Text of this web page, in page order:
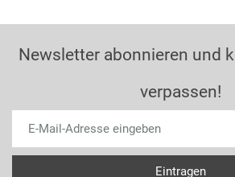
Newsletter abonnieren und
verpassen!